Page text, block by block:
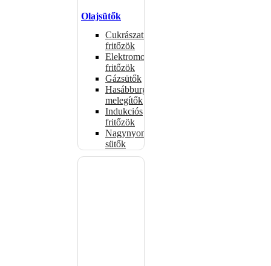
Olajsütők
Cukrászati
fritőzök
Elektromos
fritőzök
Gázsütők
Hasábburgonya
melegítők
Indukciós
fritőzök
Nagynyomású
sütők